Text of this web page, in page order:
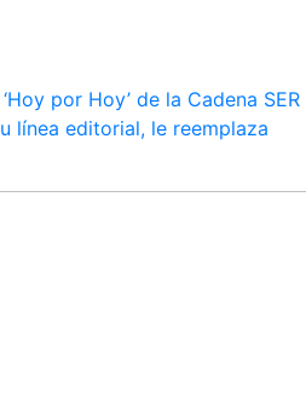
por Hoy’ de la Cadena SER
línea editorial, le reemplaza